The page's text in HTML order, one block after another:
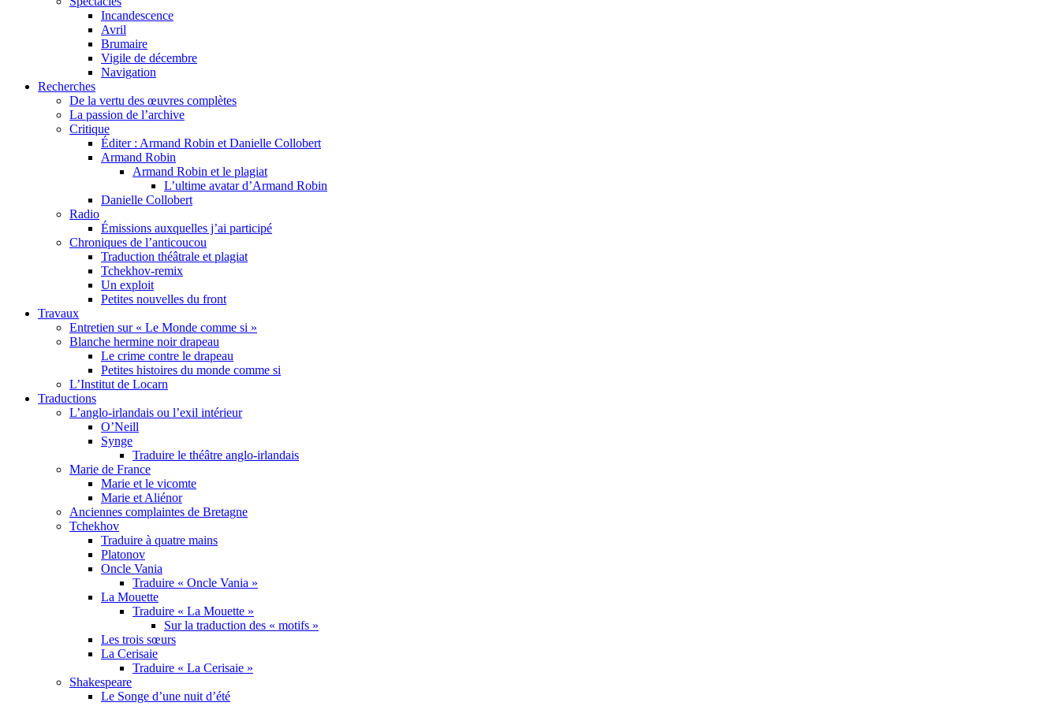
Incandescence
Avril
Brumaire
Vigile de décembre
Navigation
Recherches
De la vertu des œuvres complètes
La passion de l’archive
Critique
Éditer : Armand Robin et Danielle Collobert
Armand Robin
Armand Robin et le plagiat
L’ultime avatar d’Armand Robin
Danielle Collobert
Radio
Émissions auxquelles j’ai participé
Chroniques de l’anticoucou
Traduction théâtrale et plagiat
Tchekhov-remix
Un exploit
Petites nouvelles du front
Travaux
Entretien sur « Le Monde comme si »
Blanche hermine noir drapeau
Le crime contre le drapeau
Petites histoires du monde comme si
L’Institut de Locarn
Traductions
L’anglo-irlandais ou l’exil intérieur
O’Neill
Synge
Traduire le théâtre anglo-irlandais
Marie de France
Marie et le vicomte
Marie et Aliénor
Anciennes complaintes de Bretagne
Tchekhov
Traduire à quatre mains
Platonov
Oncle Vania
Traduire « Oncle Vania »
La Mouette
Traduire « La Mouette »
Sur la traduction des « motifs »
Les trois sœurs
La Cerisaie
Traduire « La Cerisaie »
Shakespeare
Le Songe d’une nuit d’été